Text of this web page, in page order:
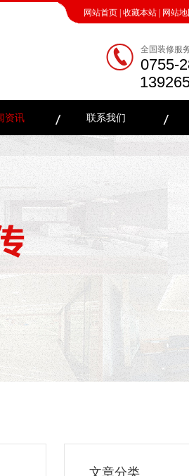
网站首页 收藏本站 网站地
全国装修服
0755-
资讯 联系我们
文章分类